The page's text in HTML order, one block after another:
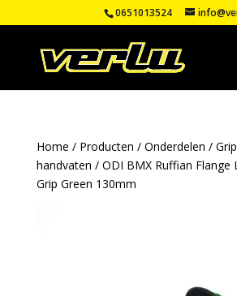
0651013524
Home / Producten / Onderdelen /
handvaten / ODI BMX Ruffian Flange
Grip Green 130mm